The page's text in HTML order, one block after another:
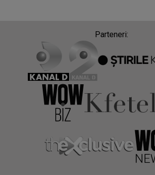
Parteneri: